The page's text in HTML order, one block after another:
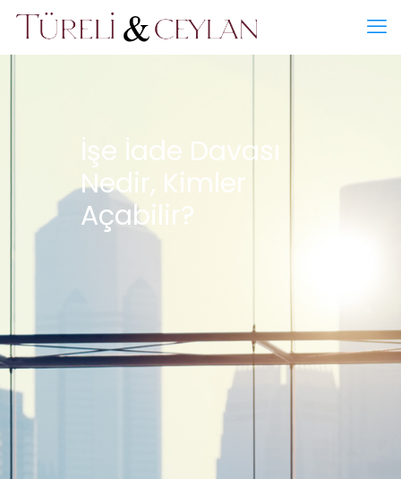
İşe İade Davası
Nedir, Kimler
Açabilir?